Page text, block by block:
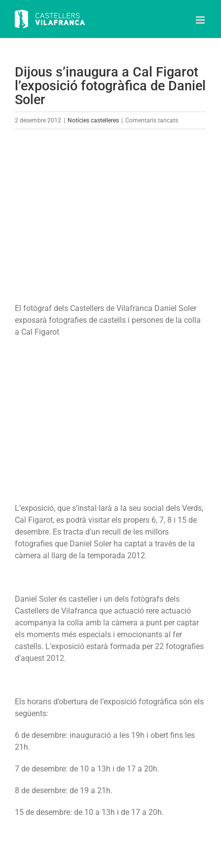
content
Dijous s’inaugura a Cal Figarot
l’exposició fotogràfica de Daniel
Soler
2 desembre 2012 Notícies castelleres Comentaris tancatsa
El fotògraf dels Castellers de Vilafranca Daniel Soler
exposarà fotografies de castells i persones de la colla
a Cal Figarot
L’exposició, que s’instal·larà a la seu social dels Verds,
Cal Figarot, es podrà visitar els propers 6, 7, 8 i 15 de
desembre. Es tracta d’un recull de les millors
fotografies que Daniel Soler ha captat a través de la
càmera al llarg de la temporada 2012.
Daniel Soler és casteller i un dels fotògrafs dels
Castellers de Vilafranca que actuació rere actuació
acompanya la colla amb la càmera a punt per captar
els moments més especials i emocionants al fer
castells. L’exposició estarà formada per 22 fotografies
d’aquest 2012.
Els horaris d’obertura de l’exposició fotogràfica són els
següents:
6 de desembre: inauguració a les 19h i obert fins les
21h.
7 de desembre: de 10 a 13h i de 17 a 20h.
8 de desembre: de 19 a 21h.
15 de desembre: de 10 a 13h i de 17 a 20h.